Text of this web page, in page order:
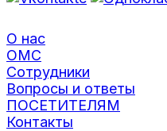
О нас
ОМС
Сотрудники
Вопросы и ответы
ПОСЕТИТЕЛЯМ
Контакты